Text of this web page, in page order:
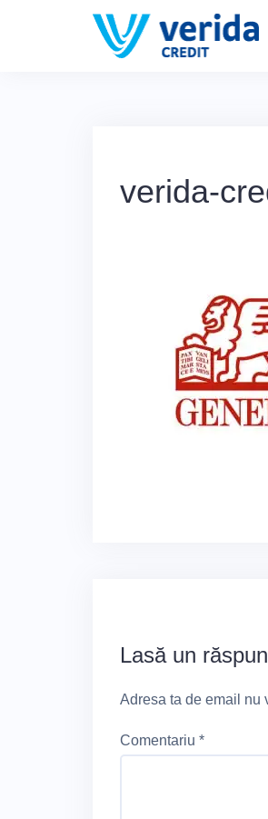
verida-
Lasă un
Adresa ta de email nu
Comentariu *